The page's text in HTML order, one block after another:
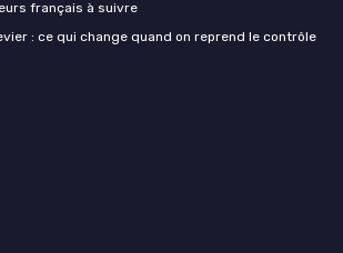
français à suivre
: ce qui change quand on reprend le contrôle